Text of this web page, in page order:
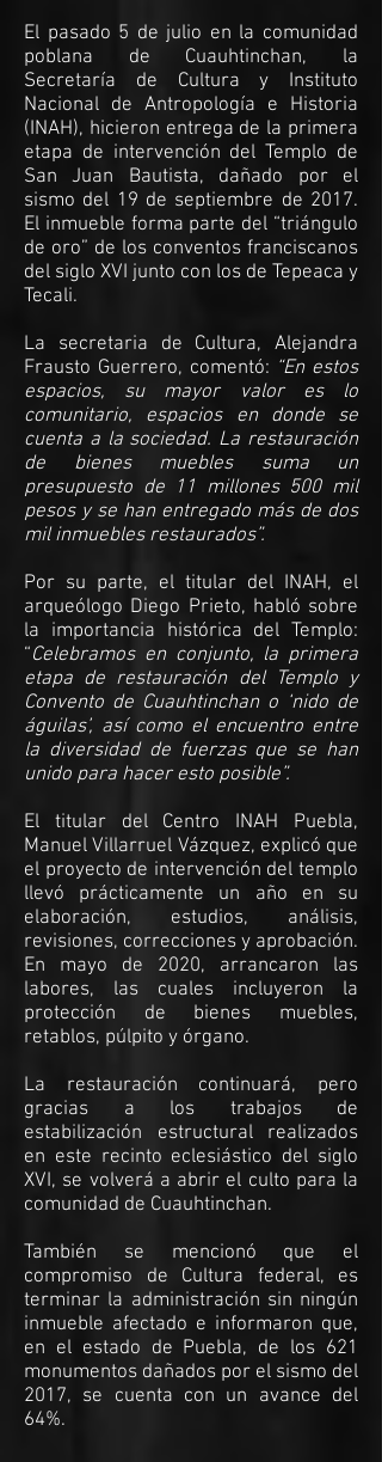
El pasado 5 de julio en la comunidad
poblana de Cuauhtinchan, la
Secretaría de Cultura y Instituto
Nacional de Antropología e Historia
(INAH), hicieron entrega de la primera
etapa de intervención del Templo de
San Juan Bautista, dañado por el
sismo del 19 de septiembre de 2017.
El inmueble forma parte del “triángulo
de oro” de los conventos franciscanos
del siglo XVI junto con los de Tepeaca y
Tecali.
La secretaria de Cultura, Alejandra
Frausto Guerrero, comentó: “En estos
espacios, su mayor valor es lo
comunitario, espacios en donde se
cuenta a la sociedad. La restauración
de bienes muebles suma un
presupuesto de 11 millones 500 mil
pesos y se han entregado más de dos
mil inmuebles restaurados”.
Por su parte, el titular del INAH, el
arqueólogo Diego Prieto, habló sobre
la importancia histórica del Templo:
“Celebramos en conjunto, la primera
etapa de restauración del Templo y
Convento de Cuauhtinchan o ‘nido de
águilas’, así como el encuentro entre
la diversidad de fuerzas que se han
unido para hacer esto posible”.
El titular del Centro INAH Puebla,
Manuel Villarruel Vázquez, explicó que
el proyecto de intervención del templo
llevó prácticamente un año en su
elaboración, estudios, análisis,
revisiones, correcciones y aprobación.
En mayo de 2020, arrancaron las
labores, las cuales incluyeron la
protección de bienes muebles,
retablos, púlpito y órgano.
La restauración continuará, pero
gracias a los trabajos de
estabilización estructural realizados
en este recinto eclesiástico del siglo
XVI, se volverá a abrir el culto para la
comunidad de Cuauhtinchan.
También se mencionó que el
compromiso de Cultura federal, es
terminar la administración sin ningún
inmueble afectado e informaron que,
en el estado de Puebla, de los 621
monumentos dañados por el sismo del
2017, se cuenta con un avance del
64%.